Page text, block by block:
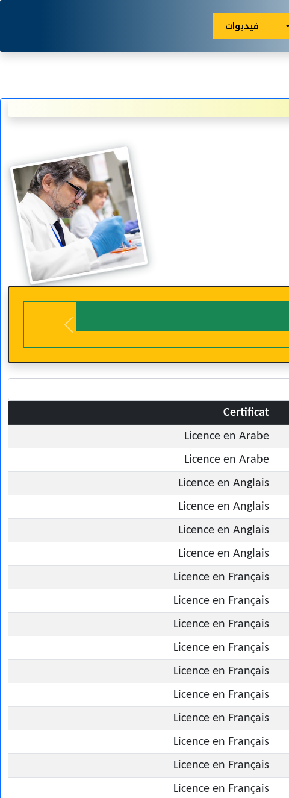
فيديوات
Previous
Certificat
Licence en Arabe
Licence en Arabe
Licence en Anglais
Licence en Anglais
Licence en Anglais
Licence en Anglais
Licence en Français
Licence en Français
Licence en Français
Licence en Français
Licence en Français
Licence en Français
Licence en Français
Licence en Français
Licence en Français
Licence en Français